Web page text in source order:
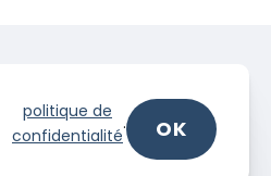
politique de
confidentialité
. OK